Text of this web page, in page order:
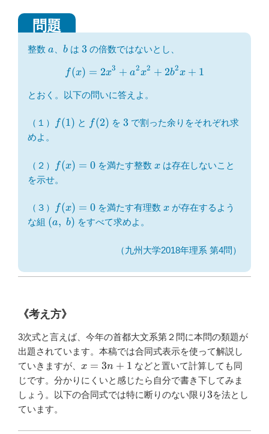
整数 a
a b
b は 3
3 の倍数ではないとし、
f(x) = 2x3 + a2x2 + 2b2x + 1
とおく。以下の問いに答えよ。
（１） f(1)
f(1) と f(2)
f(2) を 3
3で割った余りをそれぞれ求
めよ。
（２） f(x)=0
f(x) = 0 を満たす整数 x
x は存在しないこと
を示せ。
（３） f(x)=0
f(x) = 0 を満たす有理数 x
x が存在するよう
な組 (a,\
(a, b) をすべて求めよ。
（九州大学2018年理系 第4問）
《考え方》
3次式と言えば、今年の首都大文系第２問に本問の類題が
出題されています。本稿では合同式表示を使って解説し
ていきますが、 x=3n+1
x = 3n + 1 などと置いて計算しても同
じです。分かりにくいと感じたら自分で書き下してみま
しょう。以下の合同式では特に断りのない限り3
3を法とし
ています。